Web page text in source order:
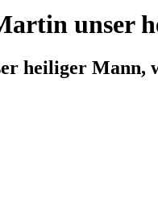
heiliger